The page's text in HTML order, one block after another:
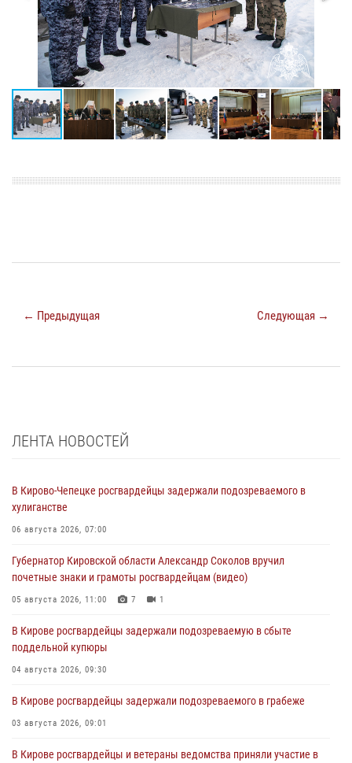
← Предыдущая Следующая →
ЛЕНТА НОВОСТЕЙ
В Кирово-Чепецке росгвардейцы задержали подозреваемого в
хулиганстве
06 августа 2026, 07:00
Губернатор Кировской области Александр Соколов вручил
почетные знаки и грамоты росгвардейцам (видео)
05 августа 2026, 11:00 7 1
В Кирове росгвардейцы задержали подозреваемую в сбыте
поддельной купюры
04 августа 2026, 09:30
В Кирове росгвардейцы задержали подозреваемого в грабеже
03 августа 2026, 09:01
В Кирове росгвардейцы и ветераны ведомства приняли участие в